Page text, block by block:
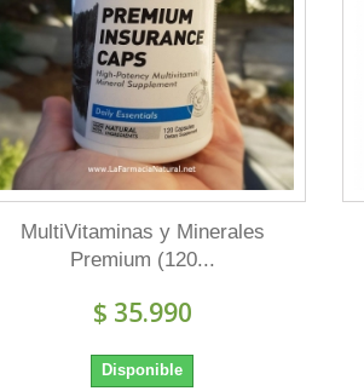
MultiVitaminas y Minerales
Premium (120...
$ 35.990
Disponible